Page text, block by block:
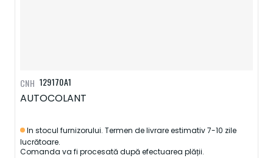
129170A1
AUTOCOLANT
In stocul furnizorului. Termen de livrare estimativ 7-10 zile
lucrătoare.
Comanda va fi procesată după efectuarea plății.
CNH